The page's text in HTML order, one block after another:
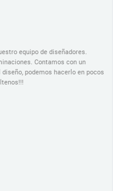
equipo de diseñadores.
Contamos con un
podemos hacerlo en pocos